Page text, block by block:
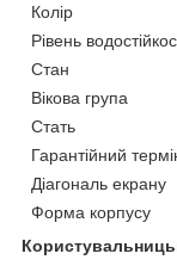
Колір
Рівень
Стан
Вікова група
Стать
Гарантійний
Діагональ екрану
Форма корпусу